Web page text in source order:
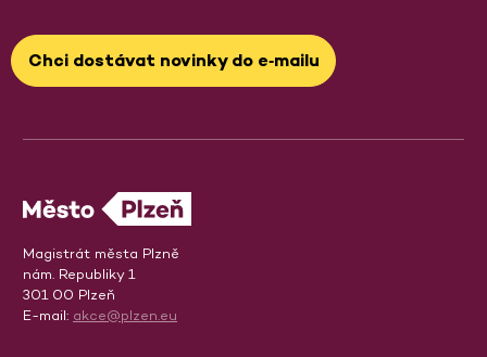
Chci dostávat novinky do e‑mailu
Magistrát města Plzně
nám. Republiky 1
301 00 Plzeň
E-mail: akce@plzen.eu